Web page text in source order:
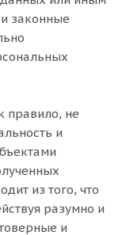
законные
правило, не
и
из того, что
разумно и
и